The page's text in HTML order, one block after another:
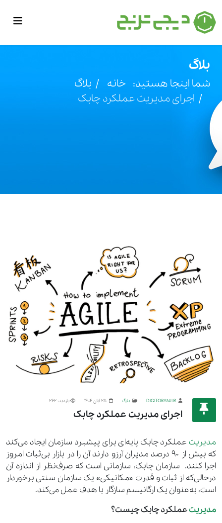
بلاگ
شما اینجا هستید: خانه
بلاگ
اجرای مدیریت عملکرد چابک
DIGITORANJ.IR بلاگ 25 آبان 1404 بازدید: 262
اجرای مدیریت عملکرد چابک
مدیریت عملکرد چابک پایه‌ای برای پیشبرد سازمان ایجاد می‌کند
که بیش از 90 درصد مدیران آرزو دارند آن را در بازار بی‌ثبات امروز
اجرا کنند. سازمان چابک، سازمانی است که صرف‌نظر از اندازه آن
درحالی‌که از ثبات و قدرت «مکانیکی» یک سازمان سنتی برخوردار
است، به‌عنوان یک ارگانیسم سازگار با هدف عمل می‌کند.
مدیریتعملکرد چابک چیست؟